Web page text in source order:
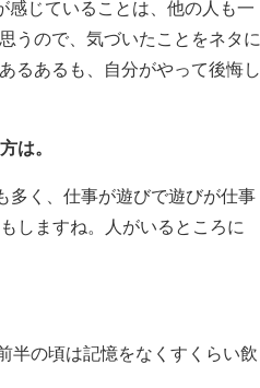
感じていることは、他の人も一
うので、気づいたことをネタに
るあるも、自分がやって後悔し
は。
多く、仕事が遊びで遊びが仕事
しますね。人がいるところに
半の頃は記憶をなくすくらい飲